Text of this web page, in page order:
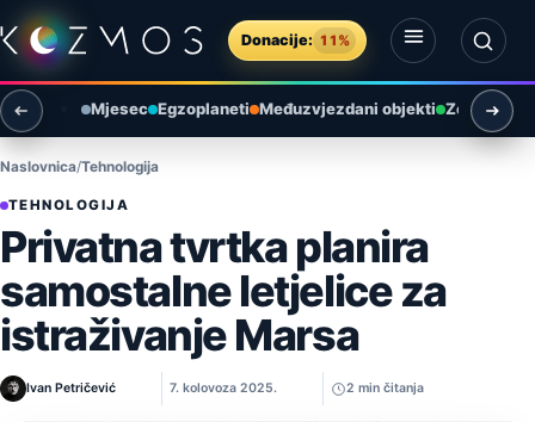
Preskoči na sadržaj
Donacije: 11%
Otvori izbornik
Otvori pretragu
Mjesec Egzoplaneti Međuzvjezdani objekti Zemlja i
Naslovnica Tehnologija
TEHNOLOGIJA
Privatna tvrtka planira
samostalne letjelice za
istraživanje Marsa
Ivan Petričević 7. kolovoza 2025. 2 min čitanja